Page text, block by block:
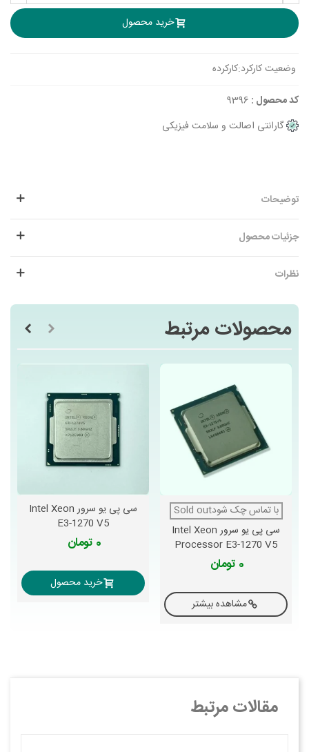
خرید محصول
وضعیت کارکرد:کارکرده
کد محصول : 9396
گارانتی اصالت و سلامت فیزیکی
توضیحات
جزئیات محصول
نظرات
محصولات مرتبط
با تماس چک شودSold out
سی پی یو سرور Intel Xeon
Processor E3-1270 V5
0 تومان
مشاهده بیشتر
سی پی یو سرور Intel Xeon
E3-1270 V5
0 تومان
خرید محصول
مقالات مرتبط